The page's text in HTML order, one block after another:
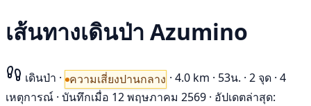
เส้นทางเดินป่า Azumino
เดินป่า · ความเสี่ยงปานกลาง · 4.0 km · 53น. · 2 จุด · 4
เหตุการณ์ · บันทึกเมื่อ 12 พฤษภาคม 2569 · อัปเดตล่าสุด: